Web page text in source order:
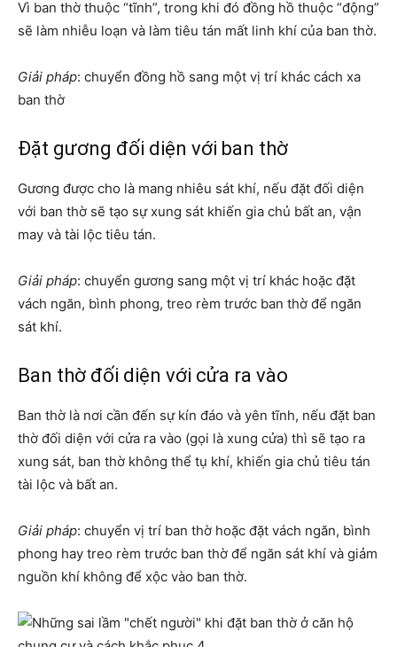
Vì ban thờ thuộc “tĩnh”, trong khi đó đồng hồ thuộc “động”
sẽ làm nhiễu loạn và làm tiêu tán mất linh khí của ban thờ.
Giải pháp: chuyển đồng hồ sang một vị trí khác cách xa
ban thờ
Đặt gương đối diện với ban thờ
Gương được cho là mang nhiêu sát khí, nếu đặt đối diện
với ban thờ sẽ tạo sự xung sát khiến gia chủ bất an, vận
may và tài lộc tiêu tán.
Giải pháp: chuyển gương sang một vị trí khác hoặc đặt
vách ngăn, bình phong, treo rèm trước ban thờ để ngăn
sát khí.
Ban thờ đối diện với cửa ra vào
Ban thờ là nơi cần đến sự kín đáo và yên tĩnh, nếu đặt ban
thờ đối diện với cửa ra vào (gọi là xung cửa) thì sẽ tạo ra
xung sát, ban thờ không thể tụ khí, khiến gia chủ tiêu tán
tài lộc và bất an.
Giải pháp: chuyển vị trí ban thờ hoặc đặt vách ngăn, bình
phong hay treo rèm trước ban thờ để ngăn sát khí và giảm
nguồn khí không để xộc vào ban thờ.